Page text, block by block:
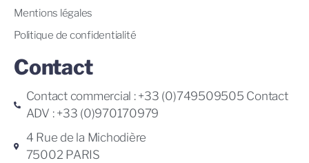
Mentions légales
Politique de confidentialité
Contact
Contact commercial : +33 (0)749509505 Contact
ADV : +33 (0)970170979
4 Rue de la Michodière
75002 PARIS